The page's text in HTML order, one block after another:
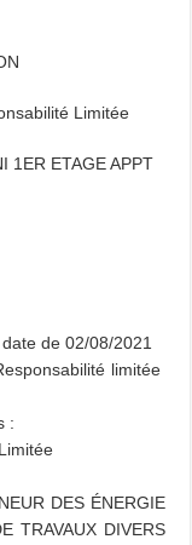
Limitée
1ER ETAGE APPT
de 02/08/2021
limitée
:
DES ÉNERGIE
TRAVAUX DIVERS